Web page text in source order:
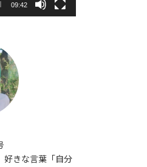
09:42
好きな言葉「自分